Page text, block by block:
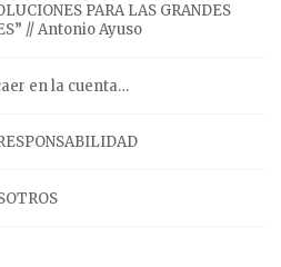
PARA LAS GRANDES
// Antonio Ayuso
en la cuenta…